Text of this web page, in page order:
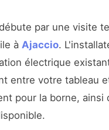
par une visite
à Ajaccio.
électrique
entre votre tableau
pour la borne, ainsi